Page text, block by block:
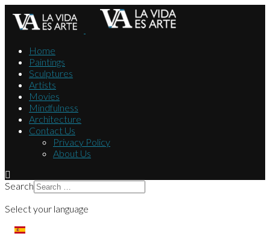
Home
Paintings
Sculptures
Artists
Movies
Mindfulness
Architecture
Contact Us
Privacy Policy
About Us
Search
Select your language